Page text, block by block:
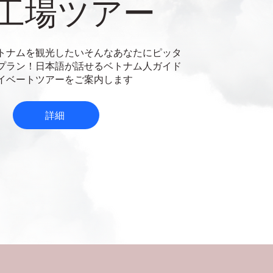
ナムを観光したいそんなあなたにピッタ
ラン！日本語が話せるベトナム人ガイド
ベートツアーをご案内します
場ツアー
詳細